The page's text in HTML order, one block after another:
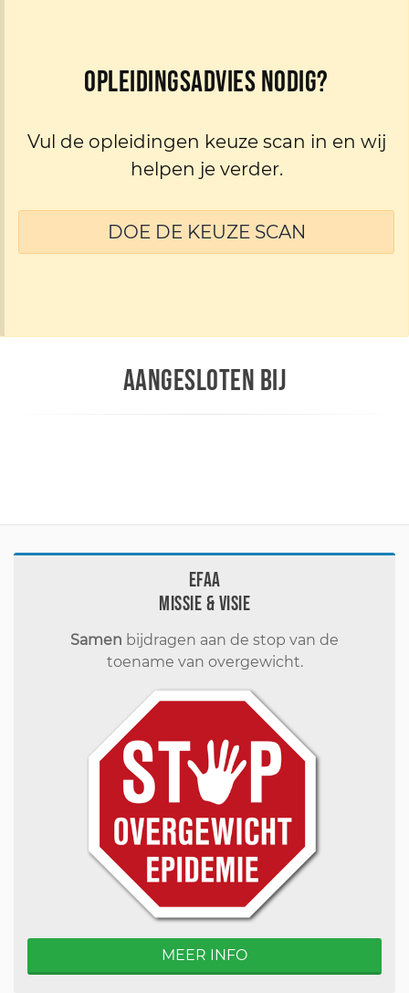
Opleidingsadvies nodig?
Vul de opleidingen keuze scan in en wij
helpen je verder.
DOE DE KEUZE SCAN
AANGESLOTEN BIJ
EFAA
Missie & visie
Samen bijdragen aan de stop van de
toename van overgewicht.
MEER INFO